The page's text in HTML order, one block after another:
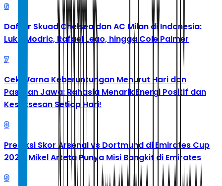
6
Daftar Skuad Chelsea dan AC Milan di Indonesia:
Luka Modric, Rafael Leao, hingga Cole Palmer
7
Cek Warna Keberuntungan Menurut Hari dan
Pasaran Jawa: Rahasia Menarik Energi Positif dan
Kesuksesan Setiap Hari!
8
Prediksi Skor Arsenal vs Dortmund di Emirates Cup
2026: Mikel Arteta Punya Misi Bangkit di Emirates
9